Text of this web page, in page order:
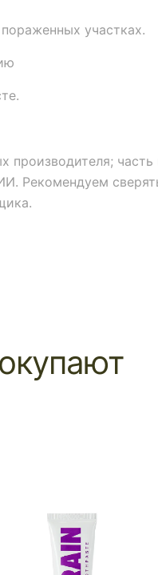
участках.
производителя;
Рекомендуем